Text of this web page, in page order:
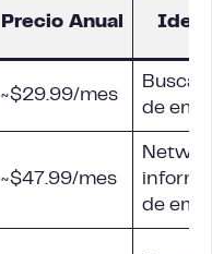
Precio Anual Ideal
~$29.99/mes
de
~$47.99/mes
de